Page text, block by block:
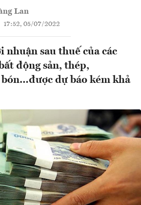
Lan
17:52, 05/07/2022
nhuận sau thuế của các
động sản, thép,
dự báo kém khả